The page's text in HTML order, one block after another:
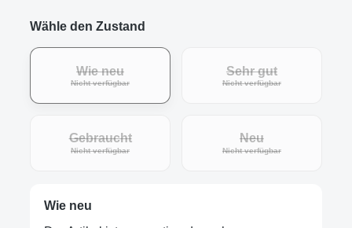
Wähle den Zustand
Wie neu
Nicht verfügbar(Diese Option ist zurzeit nicht verfügbar.)
Sehr gut
Nicht verfügbar(Diese Option ist
Gebraucht
Nicht verfügbar(Diese Option ist zurzeit nicht verfügbar.)
Neu
Nicht verfügbar(Diese Option ist
Wie neu